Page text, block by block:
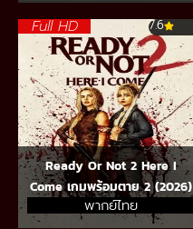
Full HD 7.6
Ready Or Not 2 Here I
Come เกมพร้อมตาย 2 (2026)
พากย์ไทย